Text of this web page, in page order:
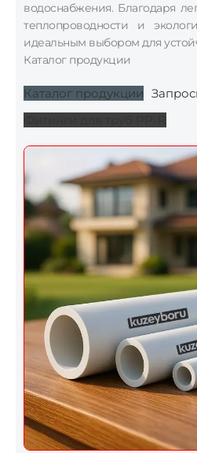
водоснабжения. Благодаря
теплопроводности и
идеальным выбором для
Каталог продукции
Каталог продукции